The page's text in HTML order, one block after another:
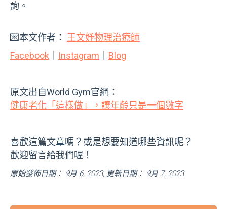
詢。
💌本文作者： 王文妤物理治療師
Facebook
Instagram Blog
原文出自World Gym官網：
健康老化「這樣做」，讓年齡只是一個數字
喜歡這篇文章嗎？或是想要知道哪些資訊呢？
歡迎留言給我們喔！
原始發佈日期： 9月 6, 2023, 更新日期： 9月 7, 2023